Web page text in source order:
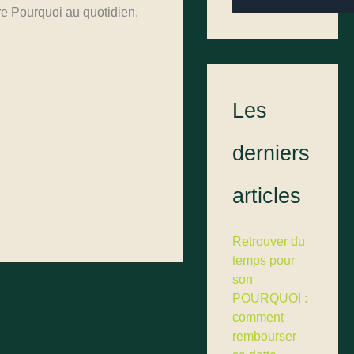
Pourquoi au quotidien.
Les
derniers
articles
Retrouver du
temps pour
son
POURQUOI :
comment
rembourser